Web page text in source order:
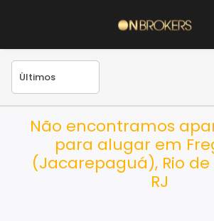
Não encontramos
para alugar em
(Jacarepaguá), Rio
RJ